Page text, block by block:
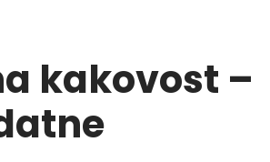
kakovost –